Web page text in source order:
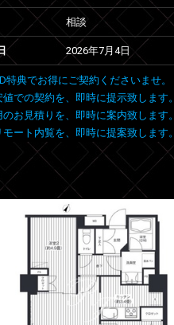
相談
2026年7月4日
特典でお得にご契約くださいませ。
での契約を、即時に提示致します。
お見積りを、即時に案内致します。
ート内覧を、即時に提案致します。